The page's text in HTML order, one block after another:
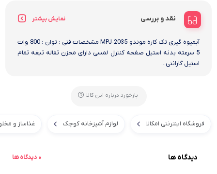
نقد و بررسی نمایش بیشتر
آبمیوه گیری تک کاره موندو MPJ-2035 مشخصات فنی : توان : 800 وات
5 سرعته بدنه استیل صفحه کنترل لمسی دارای مخزن تفاله تیغه تمام
استیل گارانتی...
بازخورد درباره این کالا
فروشگاه اینترنتی امکالا لوازم آشپزخانه کوچک غذاساز و
دیدگاه ها 0 دیدگاه ها